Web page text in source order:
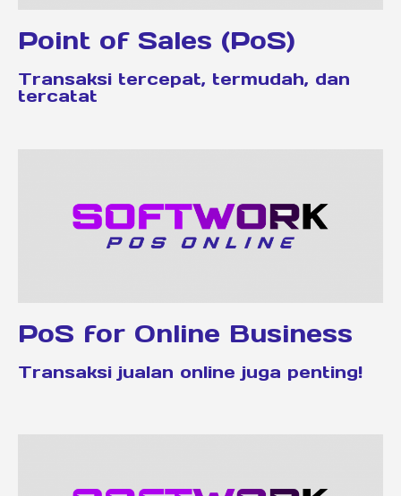
Point of Sales (PoS)
Transaksi tercepat, termudah, dan
tercatat
PoS for Online Business
Transaksi jualan online juga penting!